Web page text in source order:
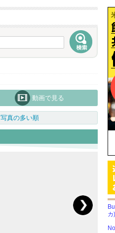
動画で見る
写真の多い順